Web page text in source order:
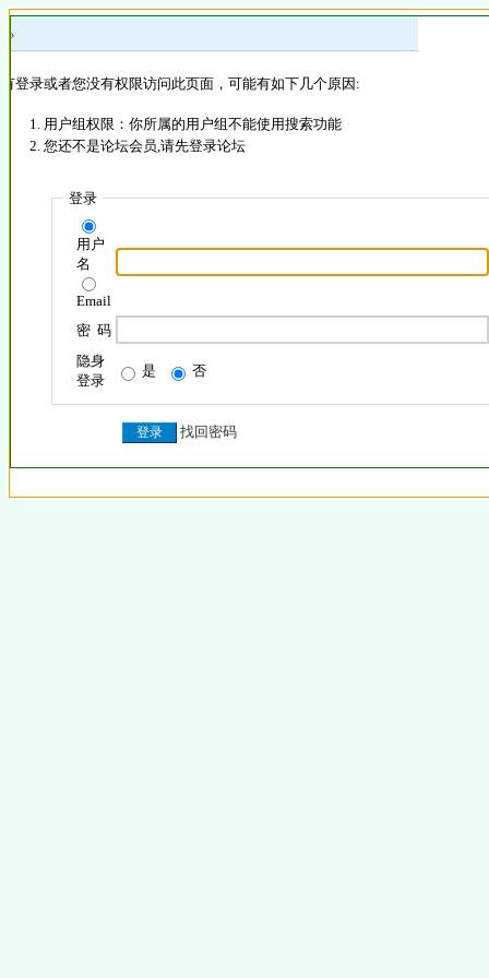
»
登录或者您没有权限访问此页面，可能有如下几个原因:
用户组权限：你所属的用户组不能使用搜索功能
您还不是论坛会员,请先登录论坛
登录
用户
名
Email
密 码
隐身
登录
是 否
找回密码